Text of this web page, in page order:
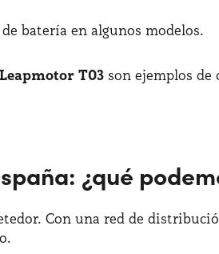
batería en algunos modelos.
Leapmotor T03 son ejemplos de
¿qué
Con una red de